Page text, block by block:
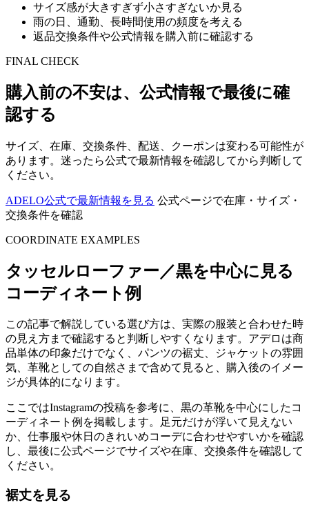
サイズ感が大きすぎず小さすぎないか見る
雨の日、通勤、長時間使用の頻度を考える
返品交換条件や公式情報を購入前に確認する
FINAL CHECK
購入前の不安は、公式情報で最後に確
認する
サイズ、在庫、交換条件、配送、クーポンは変わる可能性が
あります。迷ったら公式で最新情報を確認してから判断して
ください。
ADELO公式で最新情報を見る 公式ページで在庫・サイズ・
交換条件を確認
COORDINATE EXAMPLES
タッセルローファー／黒を中心に見る
コーディネート例
この記事で解説している選び方は、実際の服装と合わせた時
の見え方まで確認すると判断しやすくなります。アデロは商
品単体の印象だけでなく、パンツの裾丈、ジャケットの雰囲
気、革靴としての自然さまで含めて見ると、購入後のイメー
ジが具体的になります。
ここではInstagramの投稿を参考に、黒の革靴を中心にしたコ
ーディネート例を掲載します。足元だけが浮いて見えない
か、仕事服や休日のきれいめコーデに合わせやすいかを確認
し、最後に公式ページでサイズや在庫、交換条件を確認して
ください。
裾丈を見る